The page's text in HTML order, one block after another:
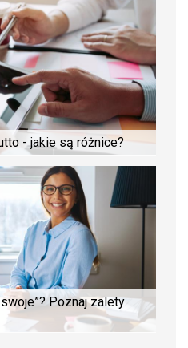
- jakie są różnice?
Poznaj zalety